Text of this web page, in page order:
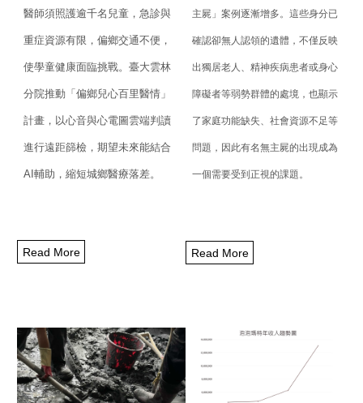
醫師須照護逾千名兒童， 急診與
重症資源有限，偏鄉交通不便，
使學童健康面臨挑戰。 臺大雲林
分院推動「偏鄉兒心百里醫情」
計畫， 以心音與心電圖雲端判讀
進行遠距篩檢，期望未來能結合
AI 輔助， 縮短城鄉醫療落差。
Read More
主屍」案例逐漸增多。 這些身分已
確認卻無人認領的遺體，不僅反映
出獨居老人、 精神疾病患者或身心
障礙者等弱勢群體的處境， 也顯示
了家庭功能缺失、社會資源不足等
問題， 因此有名無主屍的出現成為
一個需要受到正視的課題。
Read More